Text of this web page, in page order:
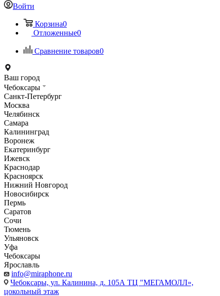
Войти
Корзина0
Отложенные0
Сравнение товаров0
Ваш город
Чебоксары
Санкт-Петербург
Москва
Челябинск
Самара
Калининград
Воронеж
Екатеринбург
Ижевск
Краснодар
Красноярск
Нижний Новгород
Новосибирск
Пермь
Саратов
Сочи
Тюмень
Ульяновск
Уфа
Чебоксары
Ярославль
info@miraphone.ru
Чебоксары, ул. Калинина, д. 105А ТЦ "МЕГАМОЛЛ»,
цокольный этаж